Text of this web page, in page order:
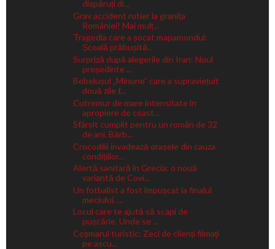
dispăruți di...
Grav accident rutier la granița
României! Mai mulț...
Tragedia care a șocat mapamondul:
Școală prăbușită...
Surpriză după alegerile din Iran: Noul
președinte ...
Bebelușul „Minune” care a supraviețuit
două zile f...
Cutremur de mare intensitate în
apropiere de coast...
Sfârșit cumplit pentru un român de 32
de ani. Bărb...
Crocodilii invadează orașele din cauza
condițiilor...
Alertă sanitară în Grecia: o nouă
variantă de Covi...
Un fotbalist a fost împușcat la finalul
meciului. ...
Locul care te ajută să scapi de
pușcărie. Unde se ...
Coșmarul turistic: Zeci de clienți filmați
pe ascu...